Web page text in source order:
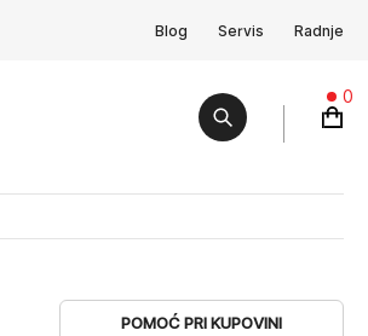
Blog Servis Radnje
0
POMOĆ PRI KUPOVINI